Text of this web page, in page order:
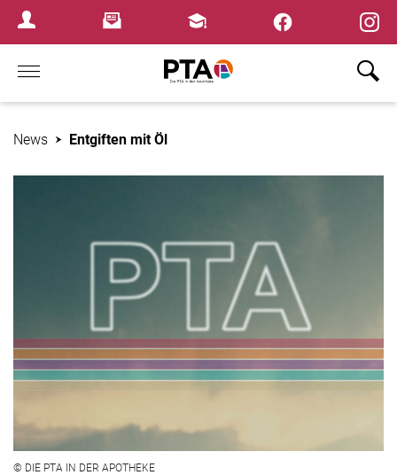
Login MenuNewsletterFortbildungen
Home
News Entgiften mit Öl
© DIE PTA IN DER APOTHEKE
×